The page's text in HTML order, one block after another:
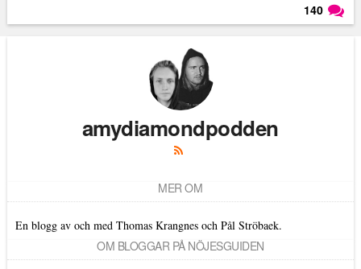
140
amydiamondpodden
MER OM
En blogg av och med Thomas Krangnes och Pål Ströbaek.
OM BLOGGAR PÅ NÖJESGUIDEN